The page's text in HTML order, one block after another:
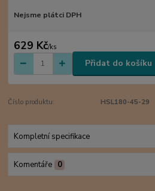
Nejsme plátci DPH
629 Kč/ks
Přidat do košíku
Číslo produktu: HSL180-45-29
Kompletní specifikace
Komentáře 0